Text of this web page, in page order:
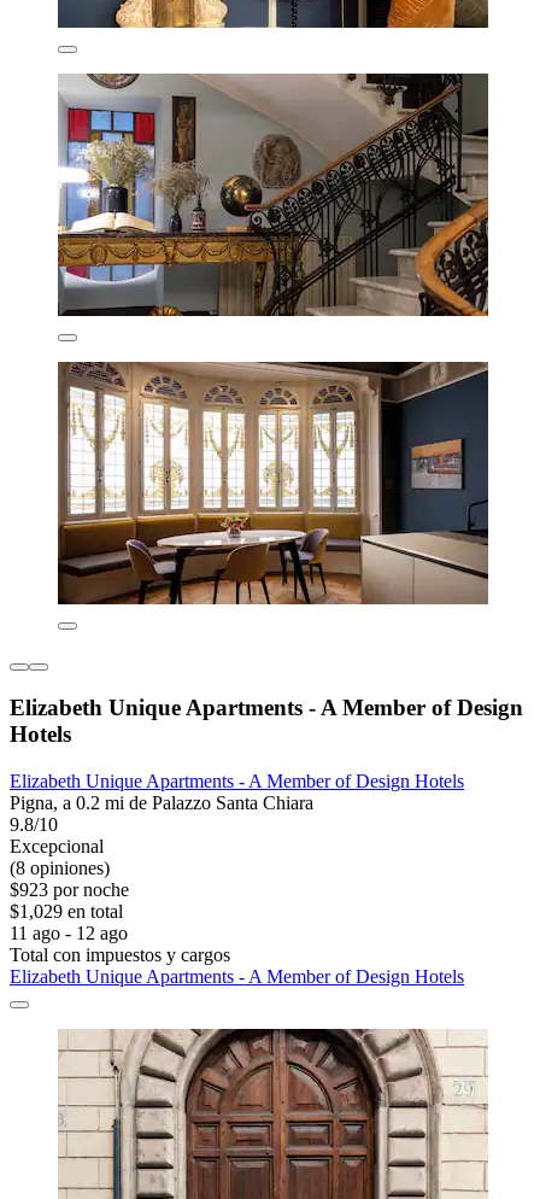
Elizabeth Unique Apartments - A Member of Design
Hotels
Elizabeth Unique Apartments - A Member of Design Hotels
Pigna, a 0.2 mi de Palazzo Santa Chiara
9.8/10
Excepcional
(8 opiniones)
$923 por noche
$1,029 en total
11 ago - 12 ago
Total con impuestos y cargos
Elizabeth Unique Apartments - A Member of Design Hotels